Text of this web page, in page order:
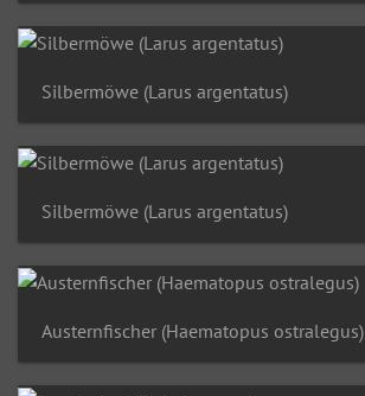
Silbermöwe (Larus argentatus)
Silbermöwe (Larus argentatus)
Austernfischer (Haematopus ostralegus)